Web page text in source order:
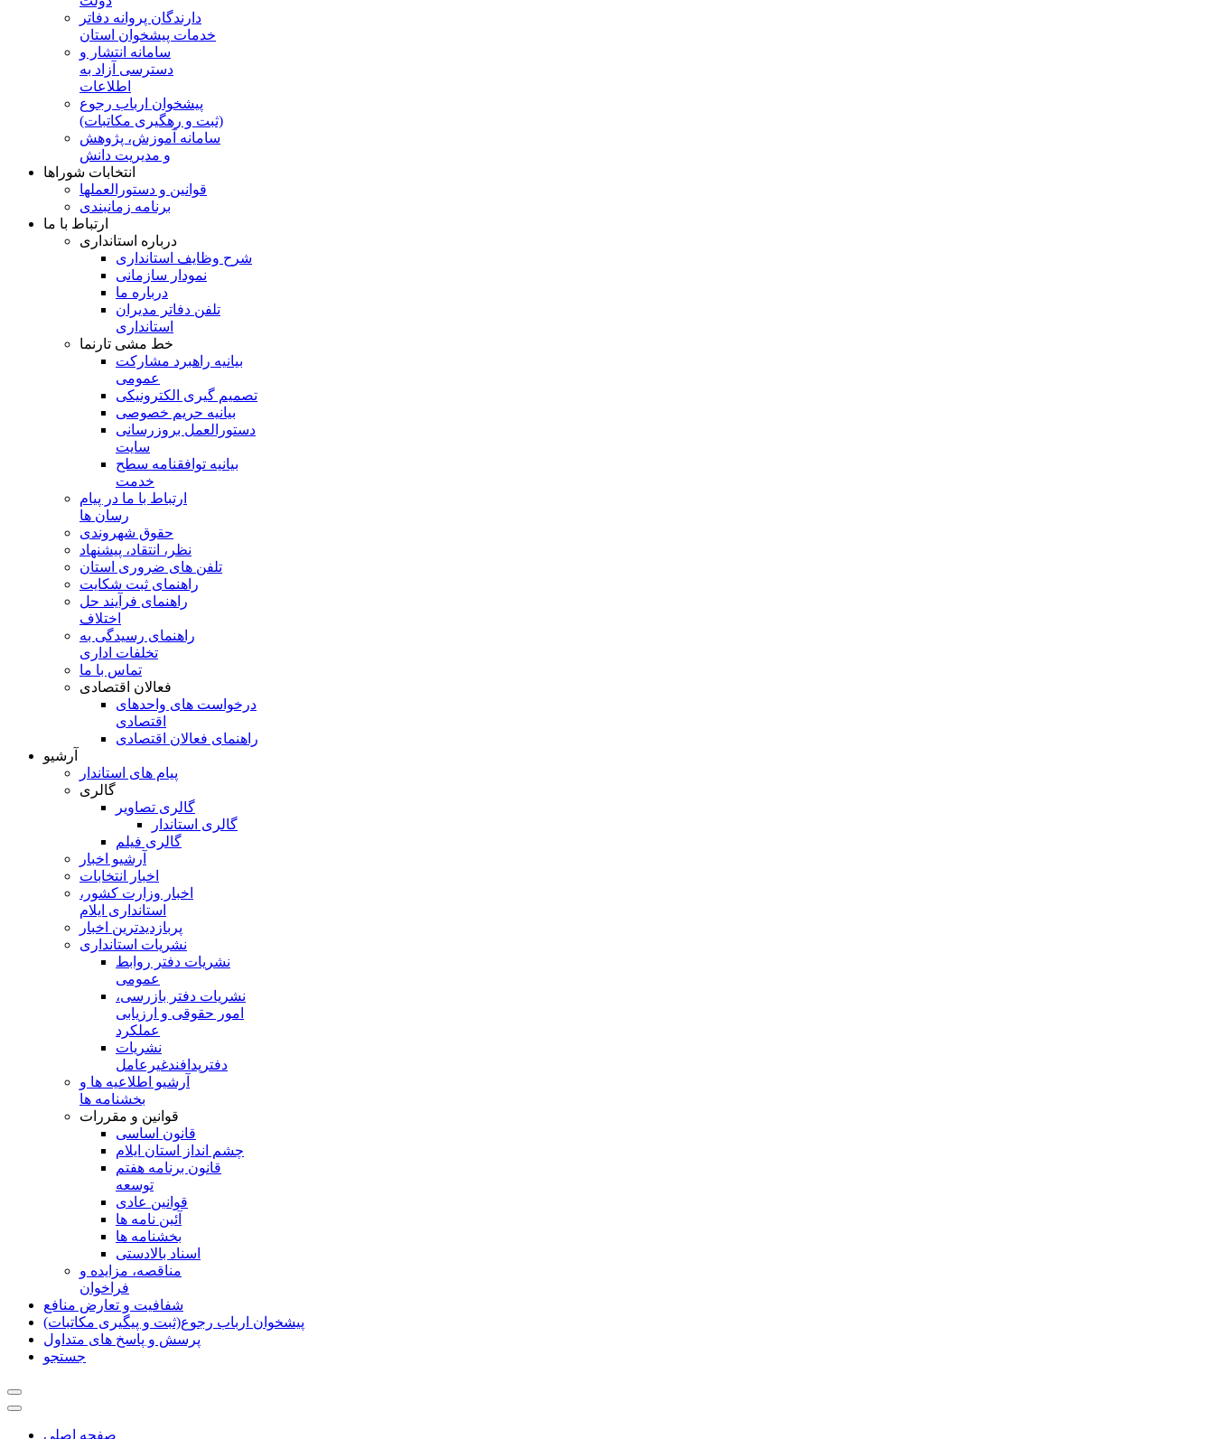
دارندگان پروانه دفاتر
خدمات پیشخوان استان
سامانه انتشار و
دسترسی آزاد به
اطلاعات
پیشخوان ارباب رجوع
(ثبت و رهگیری مکاتبات)
سامانه آموزش، پژوهش
و مدیریت دانش
انتخابات شوراها
قوانین و دستورالعملها
برنامه زمانبندی
ارتباط با ما
درباره استانداری
شرح وظایف استانداری
نمودار سازمانی
درباره ما
تلفن دفاتر مدیران
استانداری
خط مشی تارنما
بیانیه راهبرد مشارکت
عمومی
تصمیم گیری الکترونیکی
بیانیه حریم خصوصی
دستورالعمل بروزرسانی
سایت
بیانیه توافقنامه سطح
خدمت
ارتباط با ما در پیام
رسان ها
حقوق شهروندی
نظر، انتقاد، پیشنهاد
تلفن های ضروری استان
راهنمای ثبت شکایت
راهنمای فرآیند حل
اختلاف
راهنمای رسیدگی به
تخلفات اداری
تماس با ما
فعالان اقتصادی
درخواست های واحدهای
اقتصادی
راهنمای فعالان اقتصادی
آرشیو
پیام های استاندار
گالری
گالری تصاویر
گالری استاندار
گالری فیلم
آرشیو اخبار
اخبار انتخابات
اخبار وزارت کشور،
استانداری ایلام
پربازدیدترین اخبار
نشریات استانداری
نشریات دفتر روابط
عمومی
نشريات دفتر بازرسی،
امور حقوقی و ارزيابی
عملکرد
نشريات
دفترپدافندغيرعامل
آرشیو اطلاعیه ها و
بخشنامه ها
قوانین و مقررات
قانون اساسی
چشم انداز استان ایلام
قانون برنامه هفتم
توسعه
قوانین عادی
آئین نامه ها
بخشنامه ها
اسناد بالادستی
مناقصه، مزایده و
فراخوان
شفافیت و تعارض منافع
پیشخوان ارباب رجوع(ثبت و پیگیری مکاتبات)
پرسش و پاسخ های متداول
جستجو
صفحه اصلی